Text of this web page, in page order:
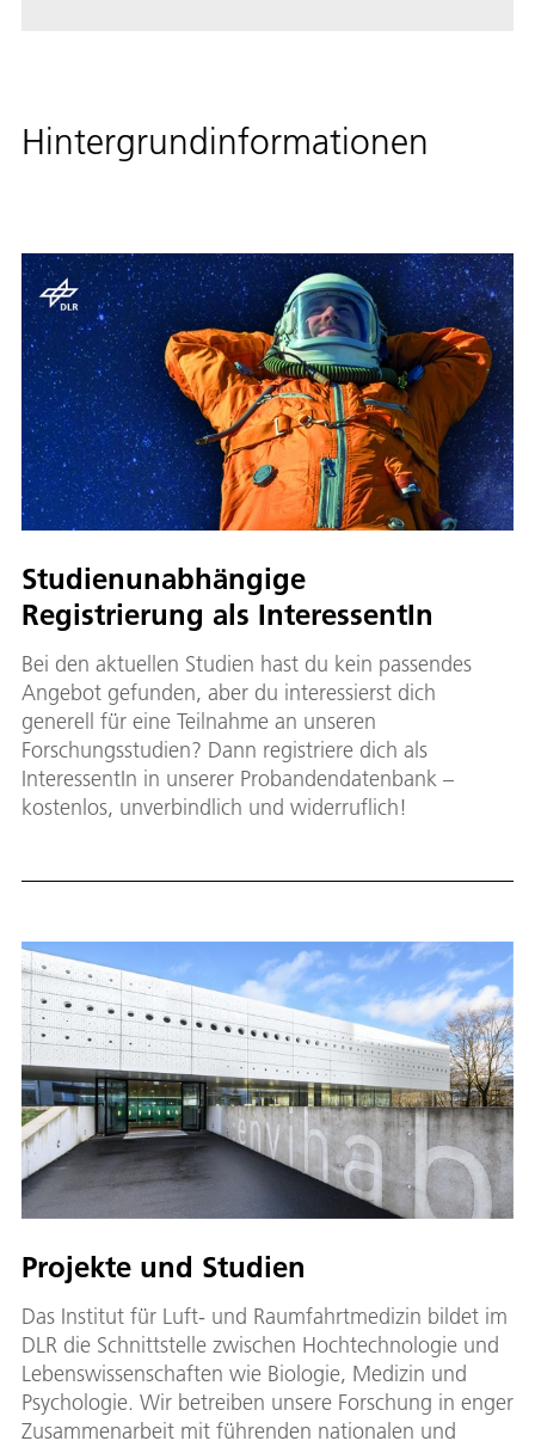
Hintergrundinformationen
Studienunabhängige
Registrierung als InteressentIn
Bei den aktuellen Studien hast du kein passendes
Angebot gefunden, aber du interessierst dich
generell für eine Teilnahme an unseren
Forschungsstudien? Dann registriere dich als
InteressentIn in unserer Probandendatenbank –
kostenlos, unverbindlich und widerruflich!
Projekte und Studien
Das Institut für Luft- und Raumfahrtmedizin bildet im
DLR die Schnittstelle zwischen Hochtechnologie und
Lebenswissenschaften wie Biologie, Medizin und
Psychologie. Wir betreiben unsere Forschung in enger
Zusammenarbeit mit führenden nationalen und